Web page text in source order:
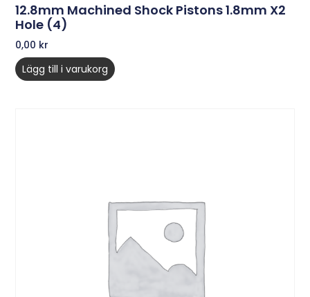
12.8mm Machined Shock Pistons 1.8mm X2
Hole (4)
0,00 kr
Lägg till i varukorg